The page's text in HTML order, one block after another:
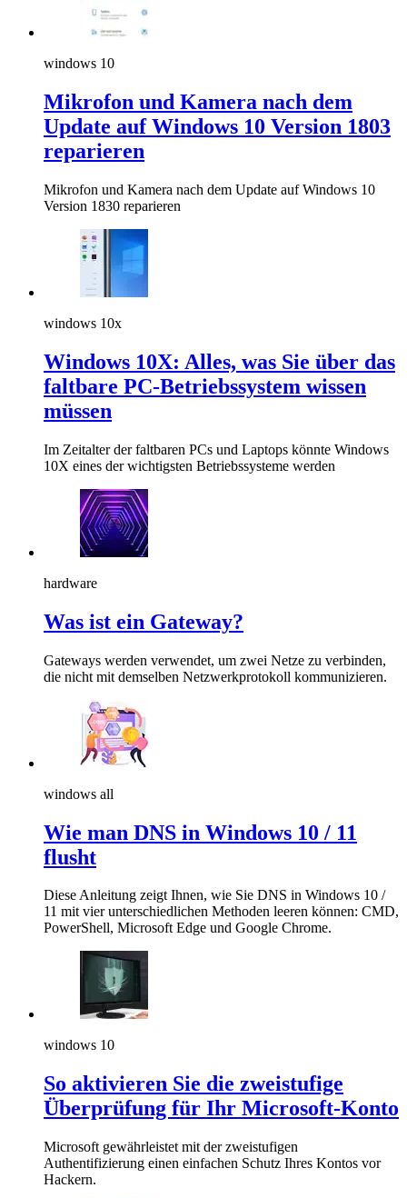
windows 10
Mikrofon und Kamera nach dem
Update auf Windows 10 Version 1803
reparieren
Mikrofon und Kamera nach dem Update auf Windows 10
Version 1830 reparieren
windows 10x
Windows 10X: Alles, was Sie über das
faltbare PC-Betriebssystem wissen
müssen
Im Zeitalter der faltbaren PCs und Laptops könnte Windows
10X eines der wichtigsten Betriebssysteme werden
hardware
Was ist ein Gateway?
Gateways werden verwendet, um zwei Netze zu verbinden,
die nicht mit demselben Netzwerkprotokoll kommunizieren.
windows all
Wie man DNS in Windows 10 / 11
flusht
Diese Anleitung zeigt Ihnen, wie Sie DNS in Windows 10 /
11 mit vier unterschiedlichen Methoden leeren können: CMD,
PowerShell, Microsoft Edge und Google Chrome.
windows 10
So aktivieren Sie die zweistufige
Überprüfung für Ihr Microsoft-Konto
Microsoft gewährleistet mit der zweistufigen
Authentifizierung einen einfachen Schutz Ihres Kontos vor
Hackern.